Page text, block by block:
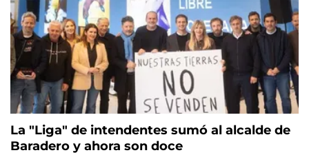
La "Liga" de intendentes sumó al alcalde de
Baradero y ahora son doce